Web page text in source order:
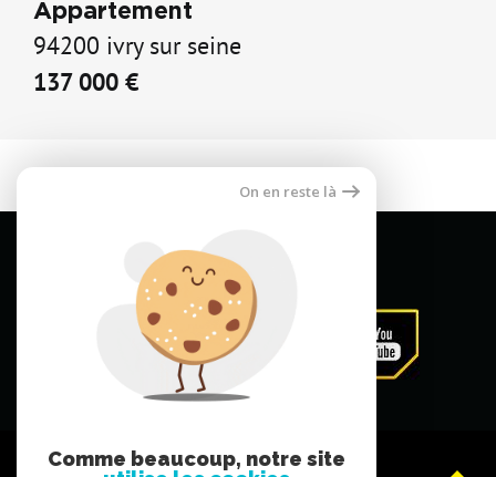
Appartement
On en reste là
Comme beaucoup, notre site